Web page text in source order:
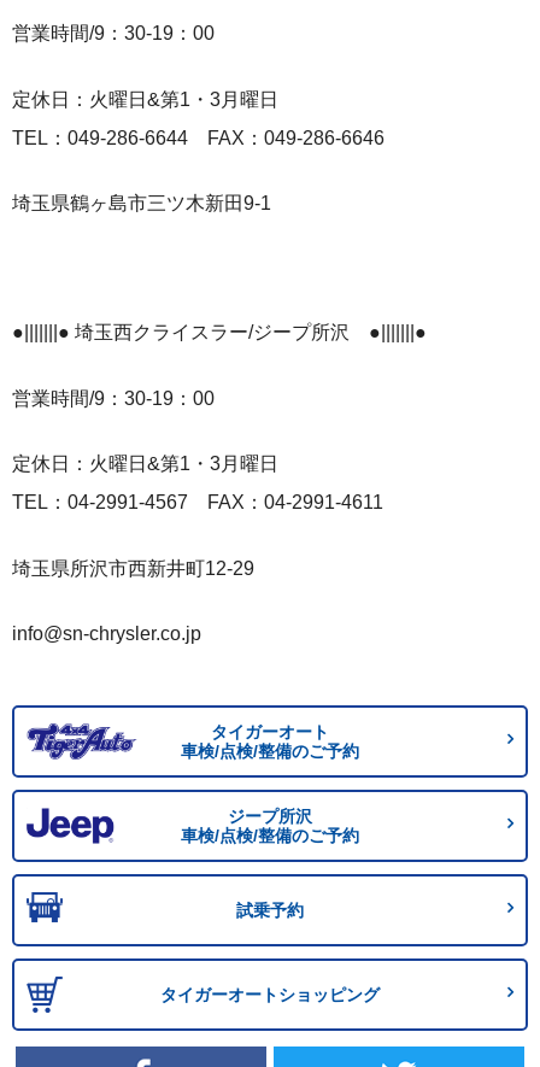
営業時間/9：30-19：00
定休日：火曜日&第1・3月曜日
TEL：049-286-6644 FAX：049-286-6646
埼玉県鶴ヶ島市三ツ木新田9-1
●|||||||● 埼玉西クライスラー/ジープ所沢 ●|||||||●
営業時間/9：30-19：00
定休日：火曜日&第1・3月曜日
TEL：04-2991-4567 FAX：04-2991-4611
埼玉県所沢市西新井町12-29
info@sn-chrysler.co.jp
タイガーオート
車検/点検/整備のご予約
ジープ所沢
車検/点検/整備のご予約
試乗予約
タイガーオートショッピング